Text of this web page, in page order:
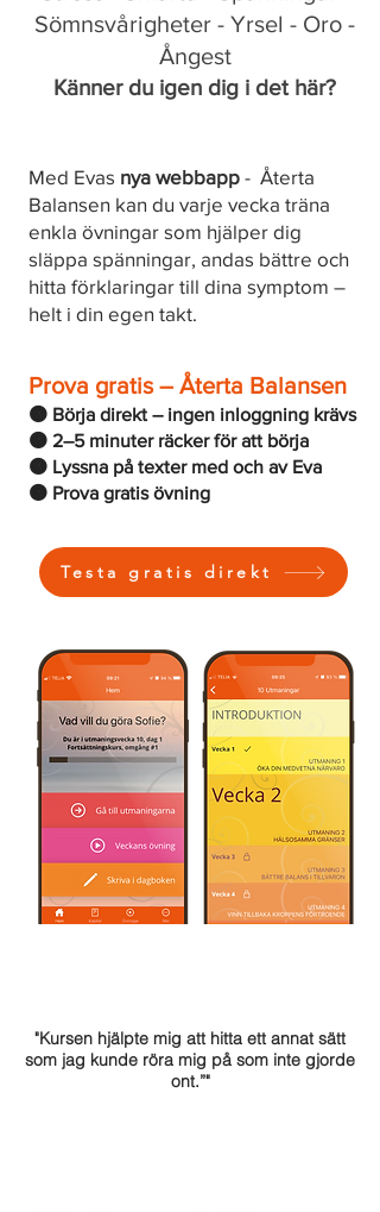
Sömnsvårigheter - Yrsel - Oro -
Ångest
Känner du igen dig i det här?
Med Evas nya webbapp - Återta
Balansen kan du varje vecka träna
enkla övningar som hjälper dig
släppa spänningar, andas bättre och
hitta förklaringar till dina symptom –
helt i din egen takt.
Prova gratis – Återta Balansen
🟠 Börja direkt – ingen inloggning krävs
🟠 2–5 minuter räcker för att börja
🟠 Lyssna på texter med och av Eva
🟠 Prova gratis övning
Testa gratis direkt
"Kursen hjälpte mig att hitta ett annat sätt
som jag kunde röra mig på som inte gjorde
ont.”"